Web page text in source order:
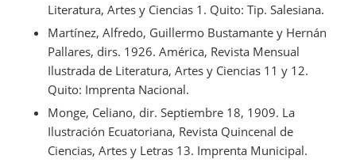
Literatura, Artes y Ciencias 1 . Quito: Tip. Salesiana.
Martínez, Alfredo, Guillermo Bustamante y Hernán
Pallares, dirs. 1926. América, Revista Mensual
Ilustrada de Literatura, Artes y Ciencias 11 y 12.
Quito: Imprenta Nacional.
Monge, Celiano, dir. Septiembre 18, 1909. La
Ilustración Ecuatoriana, Revista Quincenal de
Ciencias, Artes y Letras 13. Imprenta Municipal.